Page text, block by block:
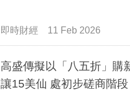
即時財經 11 Feb 2026
高盛傳擬以「八五折」購
讓15美仙 處初步磋商階段